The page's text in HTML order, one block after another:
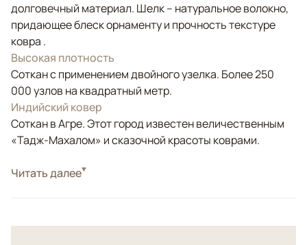
долговечный материал. Шелк – натуральное волокно,
придающее блеск орнаменту и прочность текстуре
ковра .
Высокая плотность
Соткан с применением двойного узелка. Более 250
000 узлов на квадратный метр.
Индийский ковер
Соткан в Агре. Этот город известен величественным
«Тадж-Махалом» и сказочной красоты коврами.
СтильКлассические
Читать далее